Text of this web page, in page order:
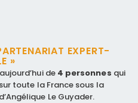
EXPERT-
»
de 4 personnes qui
toute la France sous la
Le Guyader.